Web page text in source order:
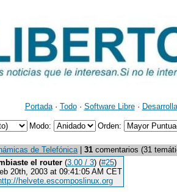
Portada· Todo· Software Libre·
Modo: Orden:
de Telefónica| 31 comentarios (31
el router (3.00 / 3) (#25)
20th, 2003 at 09:41:05 AM CET
helvete.escomposlinux.org